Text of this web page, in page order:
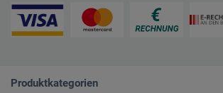
Produktkategorien